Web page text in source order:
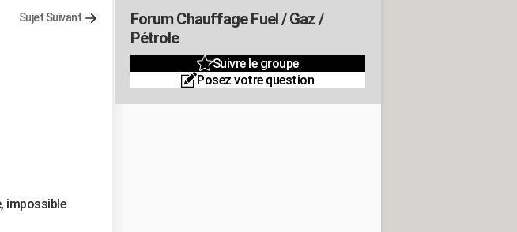
Sujet Suivant
impossible
Forum Chauffage Fuel / Gaz /
Pétrole
Suivre le groupe
Posez votre question